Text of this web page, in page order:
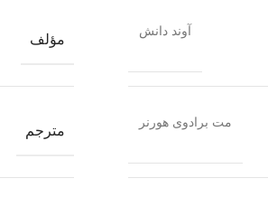
آوند دانش
مؤلف
مت برادوی هورنر
مترجم